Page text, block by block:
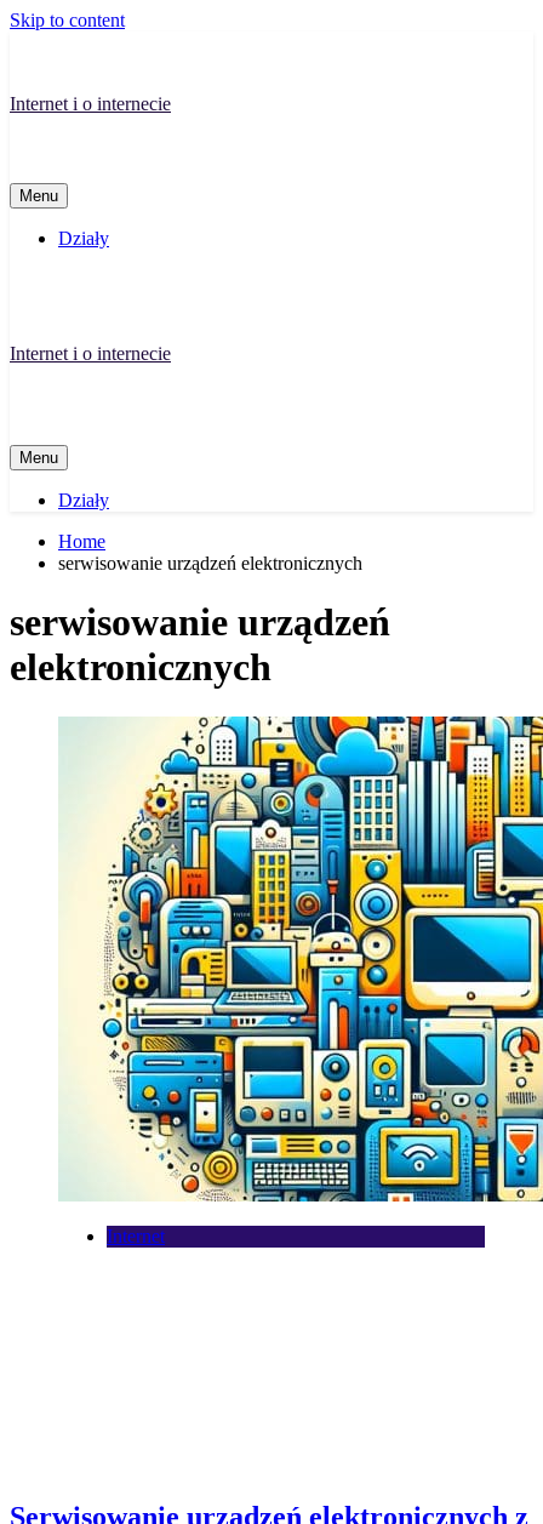
Skip to content
Internet i o internecie
Menu
Działy
Internet i o internecie
Menu
Działy
Home
serwisowanie urządzeń elektronicznych
serwisowanie urządzeń
elektronicznych
Internet
Serwisowanie urządzeń elektronicznych z